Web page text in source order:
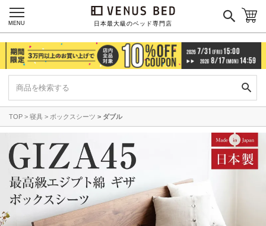
日本最大級のベッド専門店
MENU
TOP 寝具 ボックスシーツ ダブル